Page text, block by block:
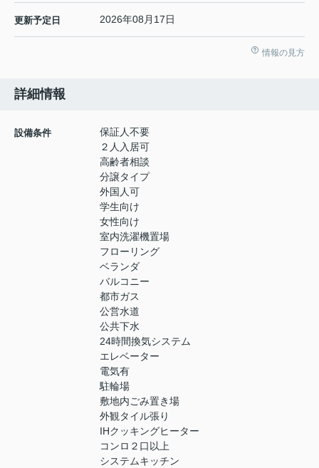
更新予定日 2026年08月17日
情報の見方
詳細情報
設備条件
保証人不要
２人入居可
高齢者相談
分譲タイプ
外国人可
学生向け
女性向け
室内洗濯機置場
フローリング
ベランダ
バルコニー
都市ガス
公営水道
公共下水
24時間換気システム
エレベーター
電気有
駐輪場
敷地内ごみ置き場
外観タイル張り
IHクッキングヒーター
コンロ２口以上
システムキッチン